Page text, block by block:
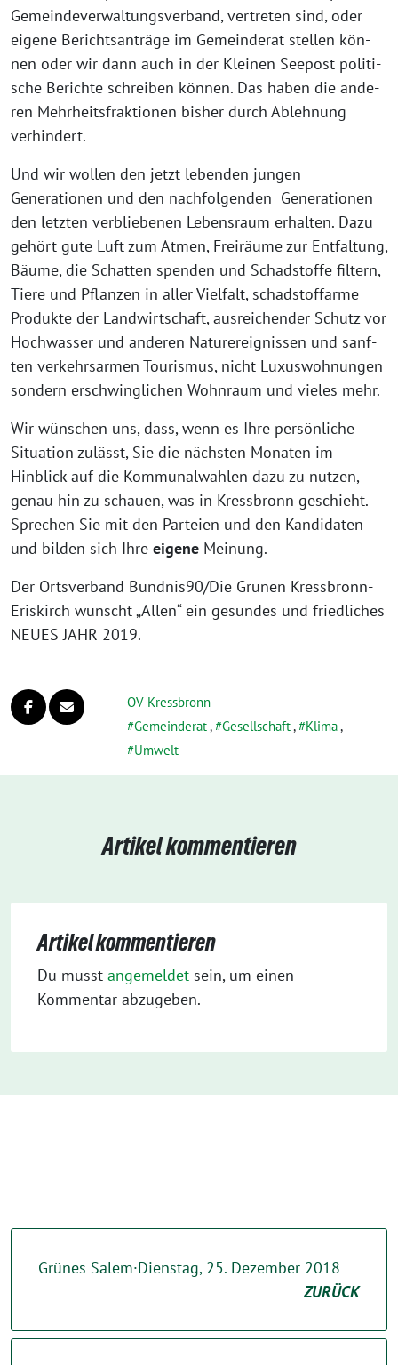
Gemeindeverwaltungsverband, ver­tre­ten sind, oder
eige­ne Berichtsanträge im Gemeinderat stel­len kön­
nen oder wir dann auch in der Kleinen Seepost poli­ti­
sche Berichte schrei­ben kön­nen. Das haben die ande­
ren Mehrheitsfraktionen bis­her durch Ablehnung
verhindert.
Und wir wol­len den jetzt leben­den jun­gen
Generationen und den nach­fol­gen­den Generationen
den letz­ten ver­blie­be­nen Lebensraum erhal­ten. Dazu
gehört gute Luft zum Atmen, Freiräume zur Entfaltung,
Bäume, die Schatten spen­den und Schadstoffe fil­tern,
Tiere und Pflanzen in aller Vielfalt, schad­stoff­ar­me
Produkte der Landwirtschaft, aus­rei­chen­der Schutz vor
Hochwasser und ande­ren Naturereignissen und sanf­
ten ver­kehrs­ar­men Tourismus, nicht Luxuswohnungen
son­dern erschwing­li­chen Wohnraum und vie­les mehr.
Wir wün­schen uns, dass, wenn es Ihre per­sön­li­che
Situation zulässt, Sie die nächs­ten Monaten im
Hinblick auf die Kommunalwahlen dazu zu nut­zen,
genau hin zu schau­en, was in Kressbronn geschieht.
Sprechen Sie mit den Parteien und den Kandidaten
und bil­den sich Ihre eige­ne Meinung.
Der Ortsverband Bündnis90/Die Grünen Kressbronn-
Eriskirch wünscht „Allen“ ein gesun­des und fried­li­ches
NEUES JAHR 2019.
OV Kressbronn
Gemeinderat, Gesellschaft, Klima,
Umwelt
Artikel kommentieren
Artikel kommentieren
Du musst angemeldet sein, um einen
Kommentar abzugeben.
Grünes Salem·Dienstag, 25. Dezember 2018
ZURÜCK